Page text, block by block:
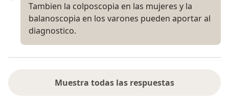
Tambien la colposcopia en las mujeres y la
balanoscopia en los varones pueden aportar al
diagnostico.
Muestra todas las respuestas